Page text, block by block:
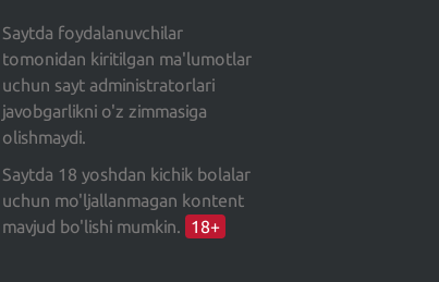
Saytda foydalanuvchilar
tomonidan kiritilgan ma'lumotlar
uchun sayt administratorlari
javobgarlikni o'z zimmasiga
olishmaydi.
Saytda 18 yoshdan kichik bolalar
uchun mo'ljallanmagan kontent
mavjud bo'lishi mumkin.
18+